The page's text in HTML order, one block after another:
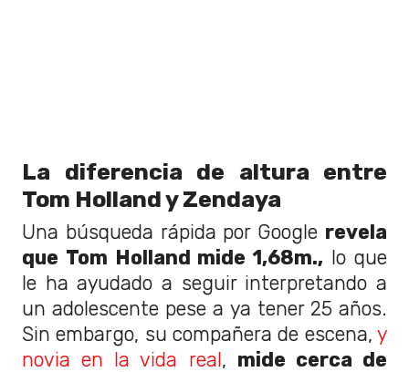
La diferencia de altura entre
Tom Holland y Zendaya
Una búsqueda rápida por Google revela
que Tom Holland mide 1,68m., lo que
le ha ayudado a seguir interpretando a
un adolescente pese a ya tener 25 años.
Sin embargo, su compañera de escena, y
novia en la vida real, mide cerca de